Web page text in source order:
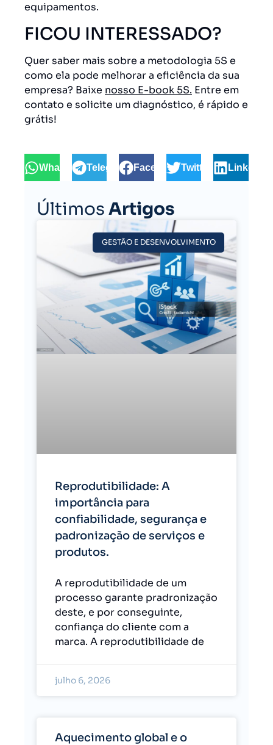
equipamentos.
FICOU INTERESSADO?
Quer saber mais sobre a metodologia 5S e
como ela pode melhorar a eficiência da sua
empresa? Baixe nosso E-book 5S. Entre em
contato e solicite um diagnóstico, é rápido e
grátis!
WhatsAppTelegram FacebookTwitter LinkedIn
Últimos Artigos
GESTÃO E DESENVOLVIMENTO
Reprodutibilidade: A
importância para
confiabilidade, segurança e
padronização de serviços e
produtos.
A reprodutibilidade de um
processo garante pradronização
deste, e por conseguinte,
confiança do cliente com a
marca. A reprodutibilidade de
julho 6, 2026
Aquecimento global e o